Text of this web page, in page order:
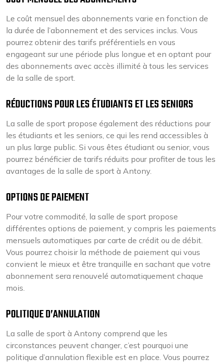
Le coût mensuel des abonnements varie en fonction de
la durée de l’abonnement et des services inclus. Vous
pourrez obtenir des tarifs préférentiels en vous
engageant sur une période plus longue et en optant pour
des abonnements avec accès illimité à tous les services
de la salle de sport.
RÉDUCTIONS POUR LES ÉTUDIANTS ET LES SENIORS
La salle de sport propose également des réductions pour
les étudiants et les seniors, ce qui les rend accessibles à
un plus large public. Si vous êtes étudiant ou senior, vous
pourrez bénéficier de tarifs réduits pour profiter de tous les
avantages de la salle de sport à Antony.
OPTIONS DE PAIEMENT
Pour votre commodité, la salle de sport propose
différentes options de paiement, y compris les paiements
mensuels automatiques par carte de crédit ou de débit.
Vous pourrez choisir la méthode de paiement qui vous
convient le mieux et être tranquille en sachant que votre
abonnement sera renouvelé automatiquement chaque
mois.
POLITIQUE D’ANNULATION
La salle de sport à Antony comprend que les
circonstances peuvent changer, c’est pourquoi une
politique d’annulation flexible est en place. Vous pourrez